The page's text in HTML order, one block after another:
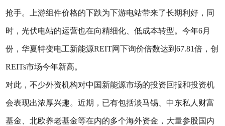
抢手。上游组件价格的下跌为下游电站带来了长期利好，同
时，光伏电站的运营也在向精细化、低成本转型。今年6月
份，华夏特变电工新能源REIT网下询价倍数达到67.81倍，创
REITs市场今年新高。
对此，不少外资机构对中国新能源市场的投资回报和投资机
会表现出浓厚兴趣。近期，已有包括淡马锡、中东私人财富
基金、北欧养老基金等在内的多个海外资金，大量参股国内